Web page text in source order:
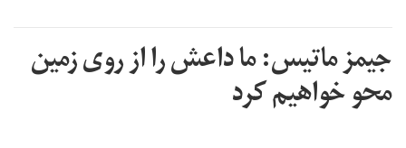
جیمز ماتیس: ما داعش را از روی زمین
محو خواهیم کرد